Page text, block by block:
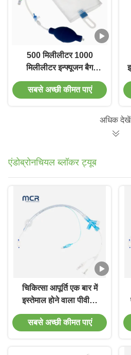
500 मिलीलीटर 1000
मिलीलीटर इन्फ्यूजन बैग
पीवीसी दबाव संकेतक मेडिकल
फ्लूइड इन्फ्यूजन कंटेनर
सबसे अच्छी कीमत पाएं
अधिक देखें
एंडोब्रोनचियल ब्लॉकर ट्यूब
चिकित्सा आपूर्ति एक बार में
इस्तेमाल होने वाला पीवीसी
एंडोब्रोन्कियल ट्यूब ब्लॉकर
ISO 13485 के साथ
सबसे अच्छी कीमत पाएं